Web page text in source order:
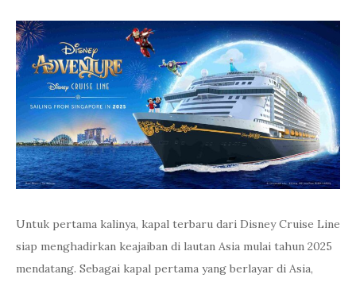
Untuk pertama kalinya, kapal terbaru dari Disney Cruise Line
siap menghadirkan keajaiban di lautan Asia mulai tahun 2025
mendatang. Sebagai kapal pertama yang berlayar di Asia,